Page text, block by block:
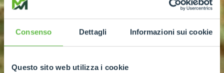
Consenso Dettagli Informazioni sui cookie
Questo sito web utilizza i cookie